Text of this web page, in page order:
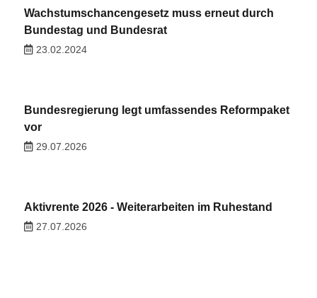
Wachstumschancengesetz muss erneut durch
Bundestag und Bundesrat
23.02.2024
Bundesregierung legt umfassendes Reformpaket
vor
29.07.2026
Aktivrente 2026 - Weiterarbeiten im Ruhestand
27.07.2026